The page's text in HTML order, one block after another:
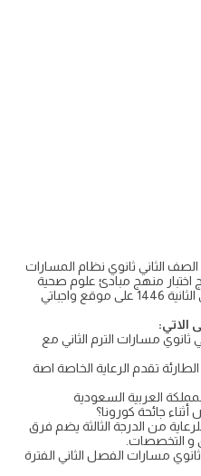
اسئلة اختبار مبادئ العلوم الصحية 1-1 الصف الثاني ثانوي نظام المسارات
اختبار منهج مبادئ علوم صحية
ثاني ثانوي مسارات ف2 الفترة الأولى الثانية 1446 على موقع واجباتي
الاتي:
ثانوي مسارات الترم الثاني مع
تقدم الرعاية الخاصة اصة
العربية السعودية
جائحة كورونا؟
من الدرجة الثالثة يضم فرق
و التخصصات.
مسارات الفصل الثاني الفترة